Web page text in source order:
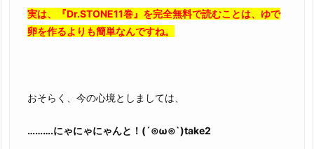
実は、『Dr.STONE11巻』を完全無料で読むことは、ゆで
卵を作るよりも簡単なんですね。
おそらく、今の心境としましては、
……….にゃにゃにゃんと！(´⊙ω⊙`)take2